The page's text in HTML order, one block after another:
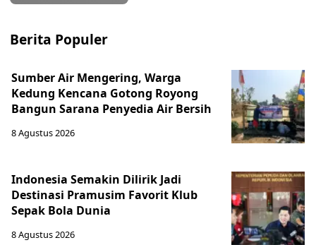
Berita Populer
Sumber Air Mengering, Warga
Kedung Kencana Gotong Royong
Bangun Sarana Penyedia Air Bersih
8 Agustus 2026
Indonesia Semakin Dilirik Jadi
Destinasi Pramusim Favorit Klub
Sepak Bola Dunia
8 Agustus 2026